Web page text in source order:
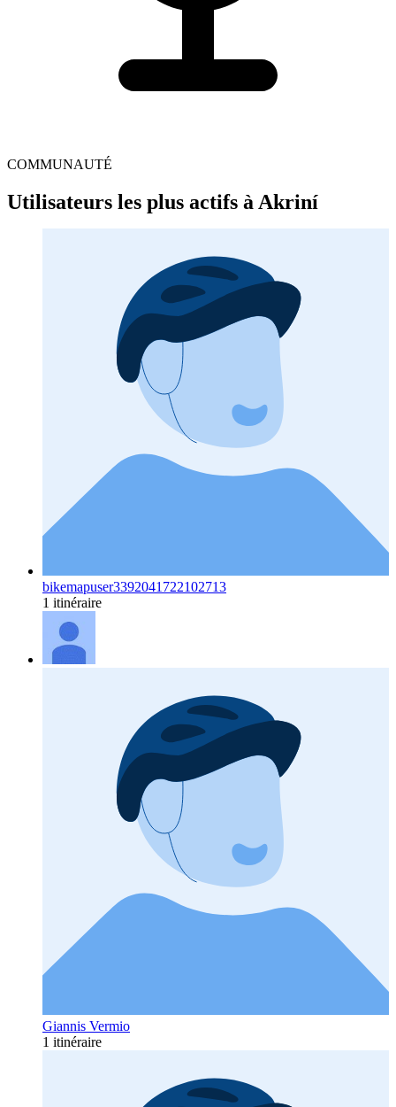
COMMUNAUTÉ
Utilisateurs les plus actifs à Akriní
bikemapuser3392041722102713
1 itinéraire
Giannis Vermio
1 itinéraire